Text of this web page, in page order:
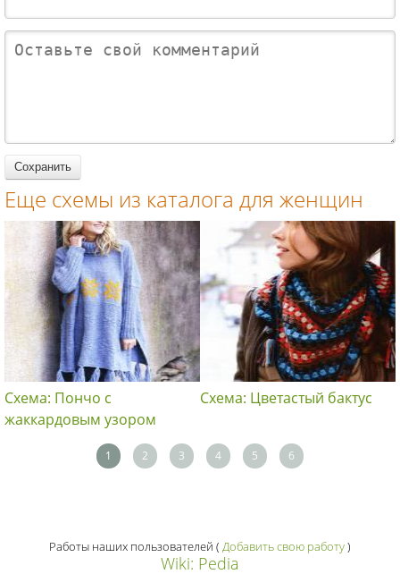
женщин
завязках
вязание
вязание
спицами для
мотивов
спицами для
Еще схемы из каталога для женщин
Схема: Пончо с
жаккардовым узором
Схема: Цветастый бактус
1 2 3 4 5 6
Работы наших пользователей ( Добавить свою работу)
Wiki: Pedia